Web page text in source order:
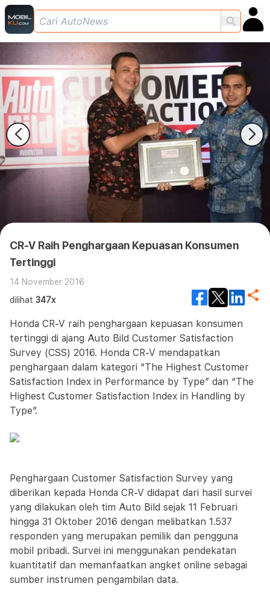
CR-V Raih Penghargaan Kepuasan Konsumen
Tertinggi
14 November 2016
dilihat 347x
Honda CR-V raih penghargaan kepuasan konsumen
tertinggi di ajang Auto Bild Customer Satisfaction
Survey (CSS) 2016. Honda CR-V mendapatkan
penghargaan dalam kategori “The Highest Customer
Satisfaction Index in Performance by Type” dan “The
Highest Customer Satisfaction Index in Handling by
Type”.
Penghargaan Customer Satisfaction Survey yang
diberikan kepada Honda CR-V didapat dari hasil survei
yang dilakukan oleh tim Auto Bild sejak 11 Februari
hingga 31 Oktober 2016 dengan melibatkan 1.537
responden yang merupakan pemilik dan pengguna
mobil pribadi. Survei ini menggunakan pendekatan
kuantitatif dan memanfaatkan angket online sebagai
sumber instrumen pengambilan data.